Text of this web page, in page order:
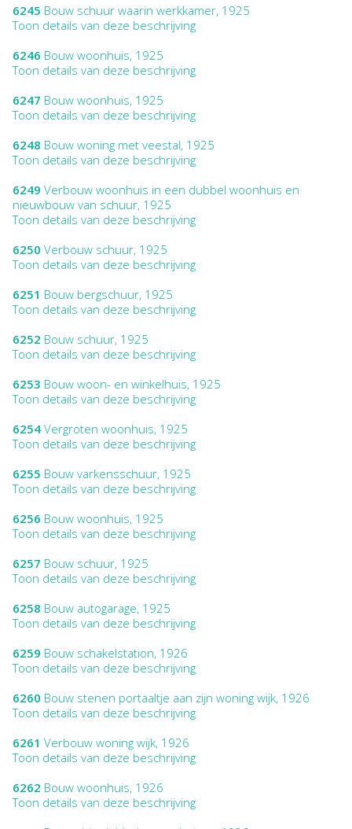
6245 Bouw schuur waarin werkkamer, 1925
Toon details van deze beschrijving
6246 Bouw woonhuis, 1925
Toon details van deze beschrijving
6247 Bouw woonhuis, 1925
Toon details van deze beschrijving
6248 Bouw woning met veestal, 1925
Toon details van deze beschrijving
6249 Verbouw woonhuis in een dubbel woonhuis en
nieuwbouw van schuur, 1925
Toon details van deze beschrijving
6250 Verbouw schuur, 1925
Toon details van deze beschrijving
6251 Bouw bergschuur, 1925
Toon details van deze beschrijving
6252 Bouw schuur, 1925
Toon details van deze beschrijving
6253 Bouw woon- en winkelhuis, 1925
Toon details van deze beschrijving
6254 Vergroten woonhuis, 1925
Toon details van deze beschrijving
6255 Bouw varkensschuur, 1925
Toon details van deze beschrijving
6256 Bouw woonhuis, 1925
Toon details van deze beschrijving
6257 Bouw schuur, 1925
Toon details van deze beschrijving
6258 Bouw autogarage, 1925
Toon details van deze beschrijving
6259 Bouw schakelstation, 1926
Toon details van deze beschrijving
6260 Bouw stenen portaaltje aan zijn woning wijk, 1926
Toon details van deze beschrijving
6261 Verbouw woning wijk, 1926
Toon details van deze beschrijving
6262 Bouw woonhuis, 1926
Toon details van deze beschrijving